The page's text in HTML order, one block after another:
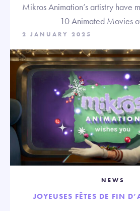
Mikros Animation’s artistry have
10 Animated Movies
2 JANUARY 2025
NEWS
JOYEUSES FÊTES DE FIN